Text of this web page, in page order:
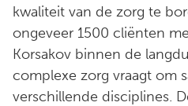
kwaliteit van de zorg te
ongeveer 1500 cliënten
Korsakov binnen de
complexe zorg vraagt om
verschillende disciplines.